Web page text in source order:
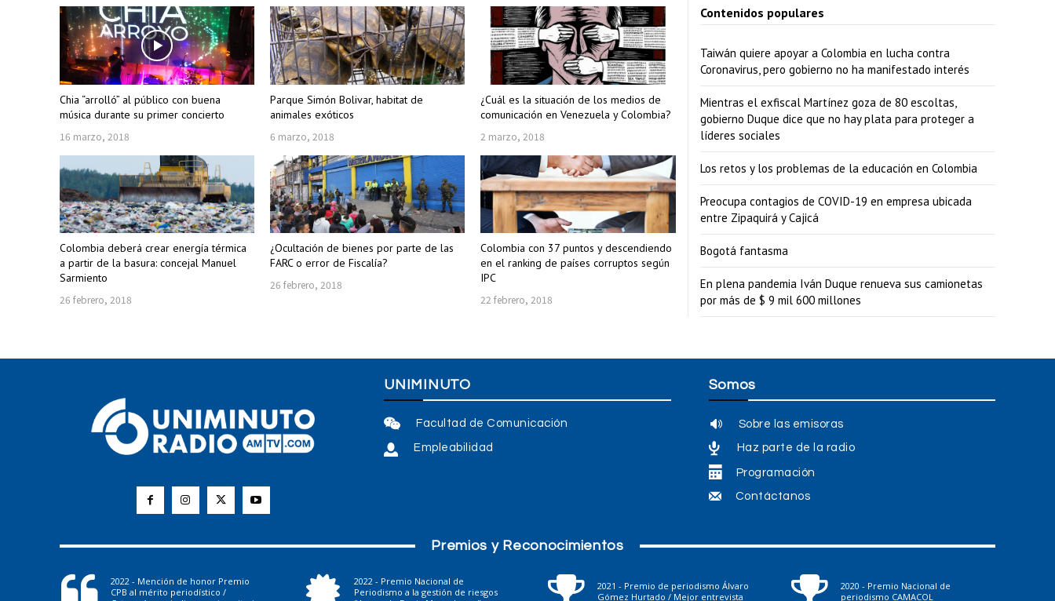
Chia “arrolló” al público con buena
música durante su primer concierto
16 marzo, 2018
Parque Simón Bolivar, habitat de
animales exóticos
6 marzo, 2018
¿Cuál es la situación de los medios de
comunicación en Venezuela y Colombia?
2 marzo, 2018
Colombia deberá crear energía térmica
a partir de la basura: concejal Manuel
Sarmiento
26 febrero, 2018
¿Ocultación de bienes por parte de las
FARC o error de Fiscalía?
26 febrero, 2018
Colombia con 37 puntos y descendiendo
en el ranking de países corruptos según
IPC
22 febrero, 2018
Contenidos populares
Taiwán quiere apoyar a Colombia en lucha contra
Coronavirus, pero gobierno no ha manifestado interés
Mientras el exfiscal Martínez goza de 80 escoltas,
gobierno Duque dice que no hay plata para proteger a
líderes sociales
Los retos y los problemas de la educación en Colombia
Preocupa contagios de COVID-19 en empresa ubicada
entre Zipaquirá y Cajicá
Bogotá fantasma
En plena pandemia Iván Duque renueva sus camionetas
por más de $ 9 mil 600 millones
UNIMINUTO
Facultad de Comunicación
Empleabilidad
Somos
Sobre las emisoras
Haz parte de la radio
Programación
Contáctanos
Premios y Reconocimientos
2022 - Mención de honor Premio
CPB al mérito periodístico /
2022 - Premio Nacional de
Periodismo a la gestión de riesgos
2021 - Premio de periodismo Álvaro
Gómez Hurtado / Mejor entrevista
2020 - Premio Nacional de
periodismo CAMACOL